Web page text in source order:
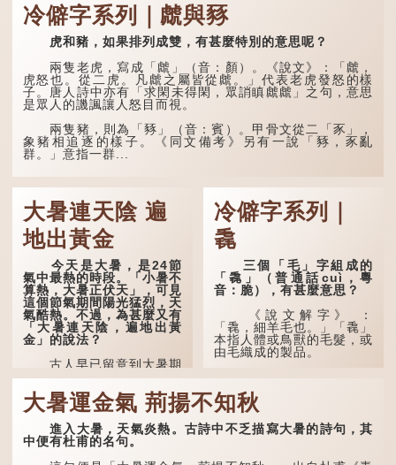
原詩寫道：「人生得意
須盡歡，莫使金樽空對月。
天生我材必有用，千金散盡
會須一飲三百杯。」意思是
說：上天給了我才能，必然
有用到的地方；即使千金散
去，也終會重新得到。
李白作此詩時，大約是
天寶十一年。當時他已被唐
玄宗賜金放還約八年，這期
冷僻字系列｜虤與豩
虎和豬，如果排列成雙，有甚麼特別的意思呢？
兩隻老虎，寫成「虤」（音：顏）。《說文》：「虤，
虎怒也。從二虎。凡虤之屬皆從虤。」代表老虎發怒的樣
子。唐人詩中亦有「求閑未得閑，眾誚瞋虤虤」之句，意思
是眾人的譏諷讓人怒目而視。
兩隻豬，則為「豩」（音：賓）。甲骨文從二「豕」，
象豬相追逐的樣子。《同文備考》另有一說「豩，豕亂
群。」意指一群...
大暑連天陰 遍
地出黃金
今天是大暑，是24節
氣中最熱的時段。「小暑不
算熱，大暑正伏天」，可見
這個節氣期間陽光猛烈，天
氣酷熱。不過，為甚麼又有
「大暑連天陰，遍地出黃
金」的說法？
古人早已留意到大暑期
間的氣候規律。《逸周書·
時訓解》記載：「大暑之
日，腐草化為螢。又五日，
土潤溽暑。又五日，大雨時
行。」意思是說，大暑時節
螢火蟲出生，土地濕熱，常
有大雨出現。
冷僻字系列｜
毳
三個「毛」字組成的
「毳」（普通話cuì，粵
音：脆），有甚麼意思？
《說文解字》 ：
「毳，細羊毛也。」「毳」
本指人體或鳥獸的毛髮，或
由毛織成的製品。
部位生長的細毛，也叫
「毳」，又叫「寒毛」、
「汗毛」。
醫學上，「毳毛」是一
大暑運金氣 荊揚不知秋
進入大暑，天氣炎熱。古詩中不乏描寫大暑的詩句，其
中便有杜甫的名句。